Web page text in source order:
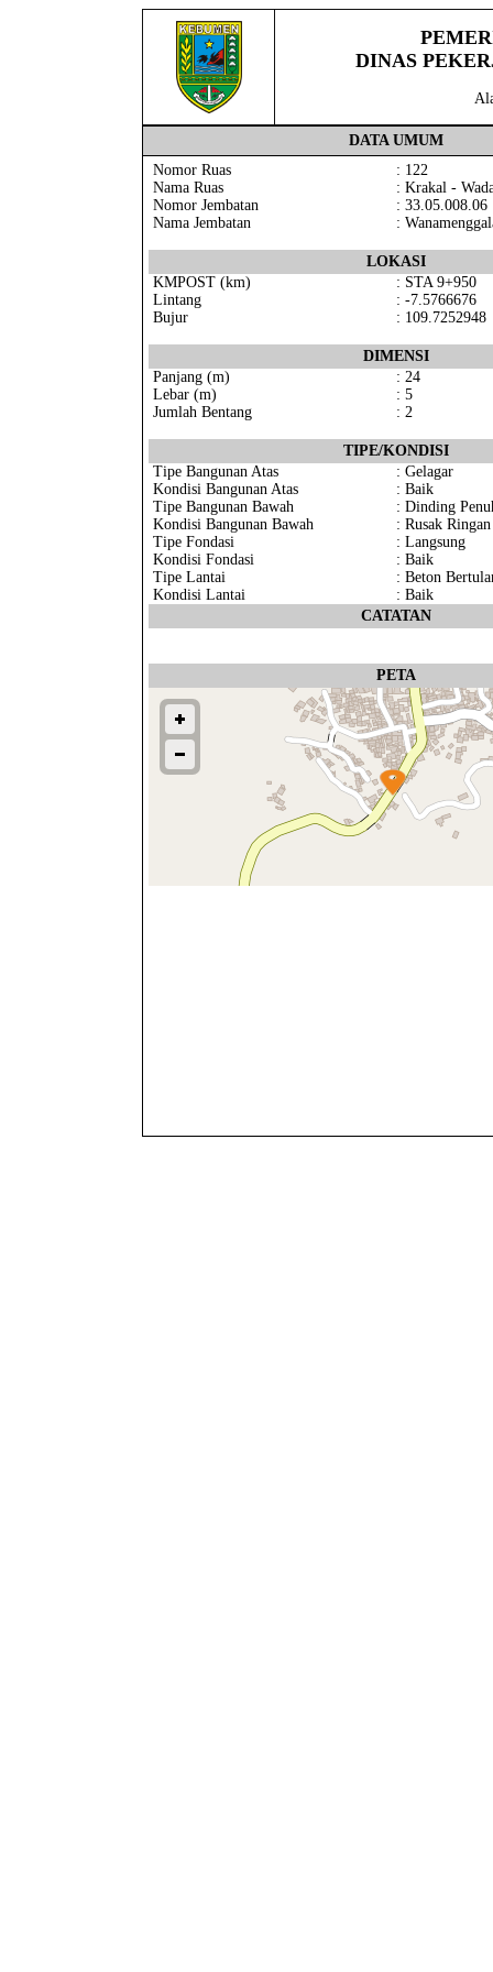
DINAS
DATA UMUM
Nomor Ruas
: 122
Nama Ruas
: Krakal -
Nomor Jembatan
: 33.05.008.06
Nama Jembatan
:
LOKASI
KMPOST (km)
: STA 9+950
Lintang
: -7.5766676
Bujur
: 109.7252948
DIMENSI
Panjang (m)
: 24
Lebar (m)
: 5
Jumlah Bentang
: 2
TIPE/KONDISI
Tipe Bangunan Atas
: Gelagar
Kondisi Bangunan Atas
: Baik
Tipe Bangunan Bawah
: Dinding
Kondisi Bangunan Bawah
: Rusak Ringan
Tipe Fondasi
: Langsung
Kondisi Fondasi
: Baik
Tipe Lantai
: Beton
Kondisi Lantai
: Baik
CATATAN
PETA